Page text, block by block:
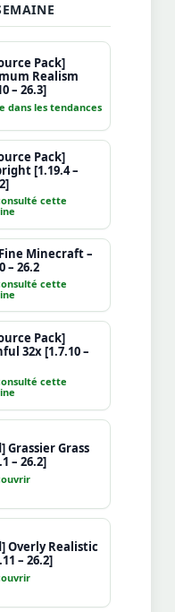
Pack]
Realism
– 26.3]
dans les tendances
Pack]
[1.19.4 –
cette
Minecraft –
– 26.2
cette
Pack]
32x [1.7.10 –
cette
Grassier Grass
– 26.2]
Overly Realistic
– 26.2]